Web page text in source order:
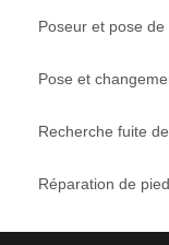
Poseur et pose
Pose et
Recherche fuite
Réparation de